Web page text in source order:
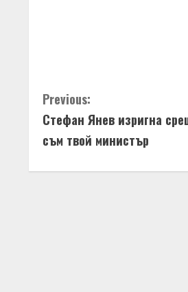
C
o
Previous:
Стефан Янев изригна
съм твой министър